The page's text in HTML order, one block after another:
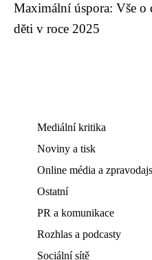
Maximální úspora: Vše o
děti v roce 2025
Mediální kritika
Noviny a tisk
Online média a
Ostatní
PR a komunikace
Rozhlas a podcasty
Sociální sítě